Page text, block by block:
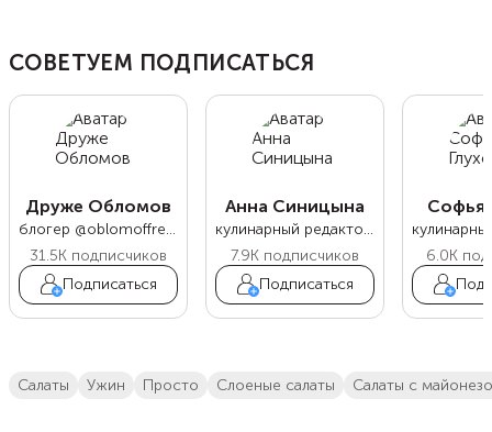
СОВЕТУЕМ ПОДПИСАТЬСЯ
Друже Обломов
блогер @oblomoffrecipe
31.5K подписчиков
Подписаться
Анна Синицына
кулинарный редактор Food.ru
7.9K подписчиков
Подписаться
Софья
6.0K
салаты ужин просто слоеные салаты салаты с